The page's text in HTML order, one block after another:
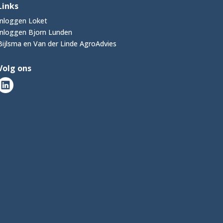
Loket
Bjorn Lunden
en Van der Linde AgroAdvies
ons